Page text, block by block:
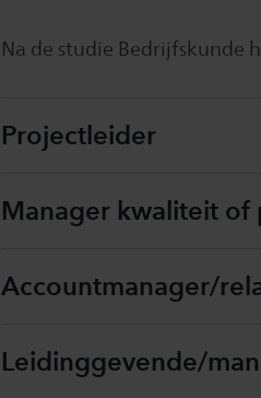
Na de studie Bedrijfskunde
Projectleider
Manager kwaliteit
Accountmanager/
Leidinggevende/